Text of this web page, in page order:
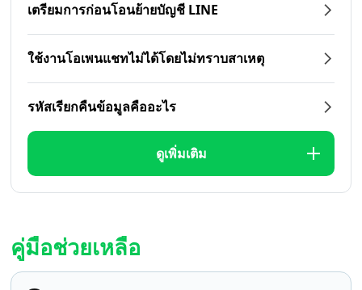
เตรียมการก่อนโอนย้ายบัญชี LINE
ใช้งานโอเพนแชทไม่ได้โดยไม่ทราบสาเหตุ
รหัสเรียกคืนข้อมูลคืออะไร
ดูเพิ่มเติม
คู่มือช่วยเหลือ